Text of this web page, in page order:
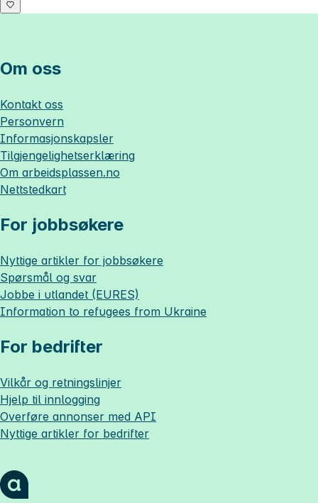
Om oss
Kontakt oss
Personvern
Informasjonskapsler
Tilgjengelighetserklæring
Om arbeidsplassen.no
Nettstedkart
For jobbsøkere
Nyttige artikler for jobbsøkere
Spørsmål og svar
Jobbe i utlandet (EURES)
Information to refugees from Ukraine
For bedrifter
Vilkår og retningslinjer
Hjelp til innlogging
Overføre annonser med API
Nyttige artikler for bedrifter